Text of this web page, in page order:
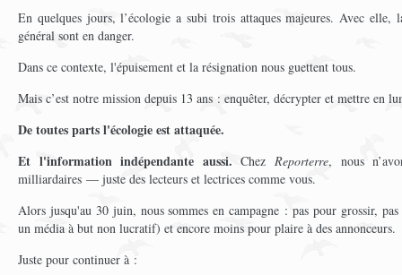
En quelques jours, l’écologie a subi trois attaques majeures. Avec elle,
général sont en danger.
Dans ce contexte, l'épuisement et la résignation nous guettent tous.
Mais c’est notre mission depuis 13 ans : enquêter, décrypter et mettre en
De toutes parts l'écologie est attaquée.
Et l'information indépendante aussi. Chez Reporterre, nous
milliardaires — juste des lecteurs et lectrices comme vous.
Alors jusqu'au 30 juin, nous sommes en campagne : pas pour grossir,
un média à but non lucratif) et encore moins pour plaire à des annonceurs.
Juste pour continuer à :